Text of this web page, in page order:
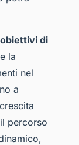
di
la
nel
a
percorso